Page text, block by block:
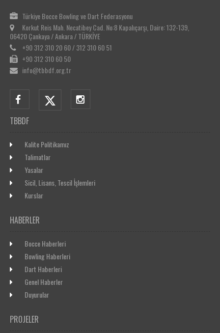
Türkiye Bocce Bowling ve Dart Federasyonu
Korkut Reis Mah. Necatibey Cad. No:8 Kapalıçarşı, Daire: 132-139,
06420 Çankaya / Ankara / TÜRKİYE
+90 312 310 20 60 / 312 310 60 51
+90 312 310 60 50
info@tbbdf.org.tr
TBBDF
Kalite Politikamız
Talimatlar
Yasalar
Sicil, Lisans, Tescil İşlemleri
Kurslar
HABERLER
Bocce Haberleri
Bowling Haberleri
Dart Haberleri
Genel Haberler
Duyurular
PROJELER